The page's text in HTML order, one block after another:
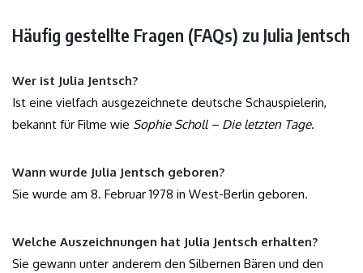
Häufig gestellte Fragen (FAQs) zu Julia Jentsch
Wer ist Julia Jentsch?
Ist eine vielfach ausgezeichnete deutsche Schauspielerin,
bekannt für Filme wie Sophie Scholl – Die letzten Tage.
Wann wurde Julia Jentsch geboren?
Sie wurde am 8. Februar 1978 in West-Berlin geboren.
Welche Auszeichnungen hat Julia Jentsch erhalten?
Sie gewann unter anderem den Silbernen Bären und den